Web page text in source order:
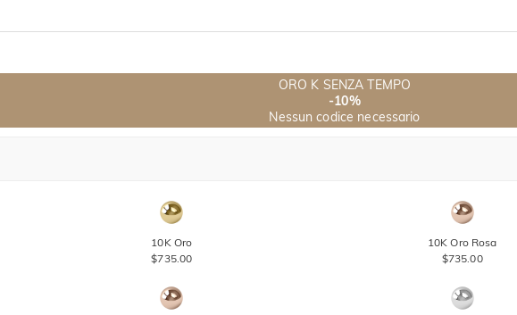
ORO K SENZA TEMPO
-10%
Nessun codice necessario
10K Oro
$735.00
10K Oro Rosa
$735.00